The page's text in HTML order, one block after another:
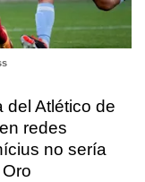
del Atlético de
redes
no sería